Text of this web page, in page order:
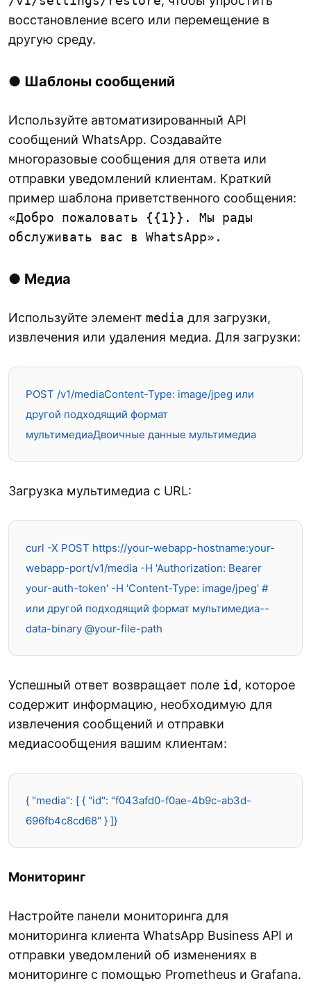
восстановление всего или перемещение в
другую среду.
● Шаблоны сообщений
Используйте автоматизированный API
сообщений WhatsApp. Создавайте
многоразовые сообщения для ответа или
отправки уведомлений клиентам. Краткий
пример шаблона приветственного сообщения:
«Добро пожаловать {{1}}. Мы рады
обслуживать вас в WhatsApp».
● Медиа
Используйте элемент media для загрузки,
извлечения или удаления медиа. Для загрузки:
POST /v1/mediaContent-Type: image/jpeg или
другой подходящий формат
мультимедиаДвоичные данные мультимедиа
Загрузка мультимедиа с URL:
curl -X POST https://your-webapp-hostname:your-
webapp-port/v1/media -H 'Authorization: Bearer
your-auth-token' -H 'Content-Type: image/jpeg' #
или другой подходящий формат мультимедиа--
data-binary @your-file-path
Успешный ответ возвращает поле id , которое
содержит информацию, необходимую для
извлечения сообщений и отправки
медиасообщения вашим клиентам:
{ "media": [ { "id": "f043afd0-f0ae-4b9c-ab3d-
696fb4c8cd68" } ]}
Мониторинг
Настройте панели мониторинга для
мониторинга клиента WhatsApp Business API и
отправки уведомлений об изменениях в
мониторинге с помощью Prometheus и Grafana.